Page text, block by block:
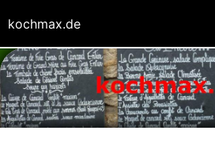
kochmax.de